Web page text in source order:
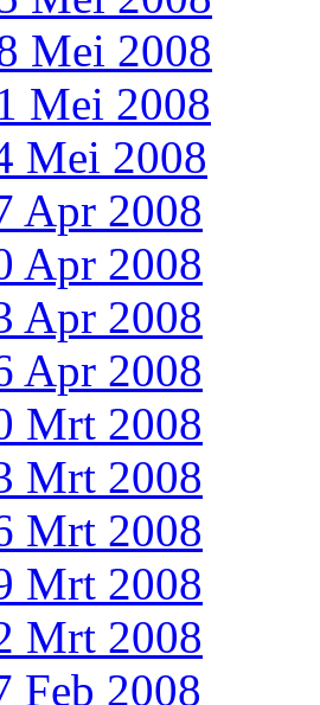
Mei 2008
Mei 2008
Mei 2008
Apr 2008
Apr 2008
Apr 2008
Apr 2008
Mrt 2008
Mrt 2008
Mrt 2008
Mrt 2008
Mrt 2008
Feb 2008